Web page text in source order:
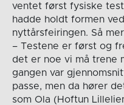
ventet først fysiske
hadde holdt formen
nyttårsfeiringen. Så
– Testene er først og
det er noe vi må trene
gangen var
passe, men da hører
som Ola (Hoftun